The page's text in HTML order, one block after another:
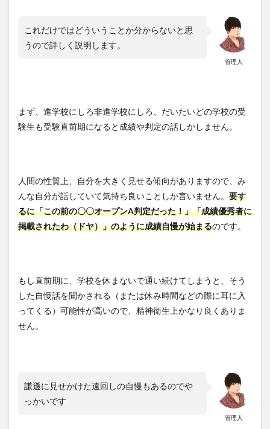
管理人
これだけではどういうことか分からないと思
うので詳しく説明します。
まず、進学校にしろ非進学校にしろ、だいたいどの学校の受
験生も受験直前期になると成績や判定の話しかしません。
人間の性質上、自分を大きく見せる傾向がありますので、み
んな自分が話していて気持ち良いことしか言いません。 要す
るに「この前の〇〇オープンA判定だった！」「成績優秀者に
掲載されたわ（ドヤ）」のように成績自慢が始まるのです。
もし直前期に、学校を休まないで通い続けてしまうと、そう
した自慢話を聞かされる（または休み時間などの際に耳に入
ってくる）可能性が高いので、精神衛生上かなり良くありま
せん。
管理人
謙遜に見せかけた遠回しの自慢もあるのでや
っかいです